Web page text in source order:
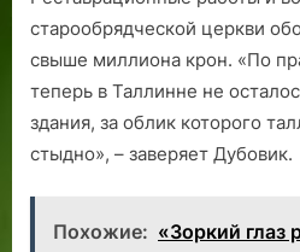
старообрядческой церкви
свыше миллиона крон. «По
теперь в Таллинне не
здания, за облик которого
стыдно», – заверяет Дубовик.
Похожие: «Зоркий глаз